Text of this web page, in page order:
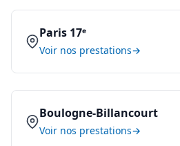
Paris 17ᵉ
Voir nos prestations
Boulogne-Billancourt
Voir nos prestations